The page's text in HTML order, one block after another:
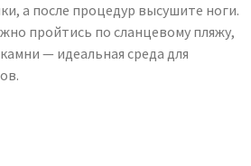
а после процедур высушите ноги.
пройтись по сланцевому пляжу,
— идеальная среда для